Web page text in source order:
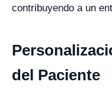
contribuyendo a un
del Paciente